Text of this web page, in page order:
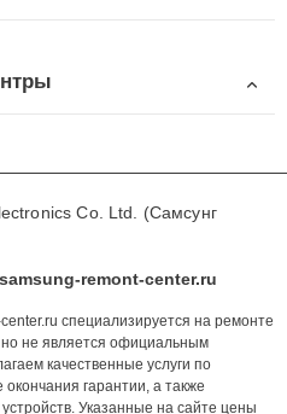
Co. Ltd. (Самсунг
remont-center.ru
специализируется на ремонте
не является официальным
качественные услуги по
гарантии, а также
Указанные на сайте цены